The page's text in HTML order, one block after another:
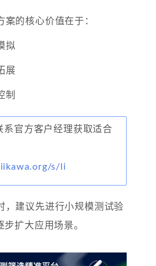
案的核心价值在于：
拟
展
制
系官方客户经理获取适合
s/li
，建议先进行小规模测试验
扩大应用场景。